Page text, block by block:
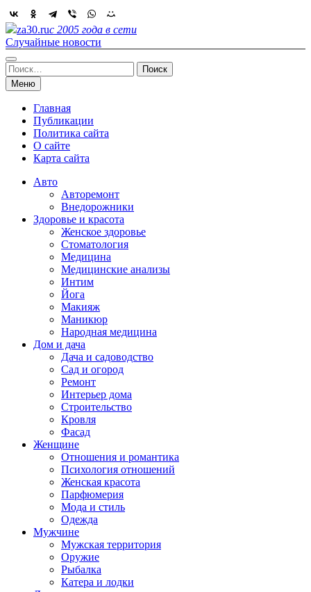
Skip
to
content
za30.ruс 2005 года в сети
Случайные новости
Найти:
Меню
Главная
Публикации
Политика сайта
О сайте
Карта сайта
Авто
Авторемонт
Внедорожники
Здоровье и красота
Женское здоровье
Стоматология
Медицина
Медицинские анализы
Интим
Йога
Макияж
Маникюр
Народная медицина
Дом и дача
Дача и садоводство
Сад и огород
Ремонт
Интерьер дома
Строительство
Кровля
Фасад
Женщине
Отношения и романтика
Психология отношений
Женская красота
Парфюмерия
Мода и стиль
Одежда
Мужчине
Мужская территория
Оружие
Рыбалка
Катера и лодки